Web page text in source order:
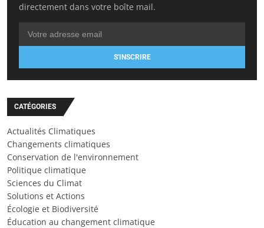
directement dans votre boîte mail.
S'INSCRIRE
CATÉGORIES
Actualités Climatiques
Changements climatiques
Conservation de l'environnement
Politique climatique
Sciences du Climat
Solutions et Actions
Écologie et Biodiversité
Éducation au changement climatique